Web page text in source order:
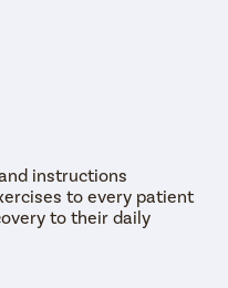
instructions
to every patient
to their daily